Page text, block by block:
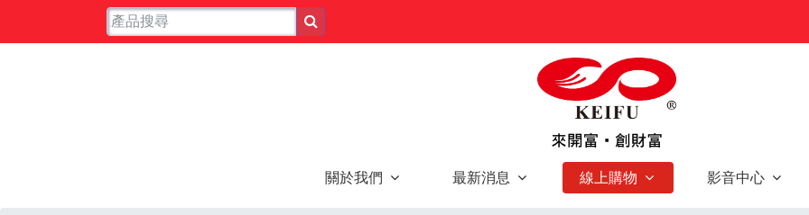
關於我們 最新消息 線上購物 影音中心